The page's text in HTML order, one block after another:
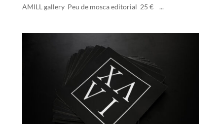
AMILL gallery Peu de mosca editorial 25 € ...